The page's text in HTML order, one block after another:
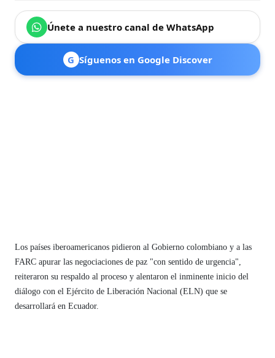
Únete a nuestro canal de WhatsApp
G Síguenos en Google Discover
Los países iberoamericanos pidieron al Gobierno colombiano y a las
FARC apurar las negociaciones de paz "con sentido de urgencia",
reiteraron su respaldo al proceso y alentaron el inminente inicio del
diálogo con el Ejército de Liberación Nacional (ELN) que se
desarrollará en Ecuador.